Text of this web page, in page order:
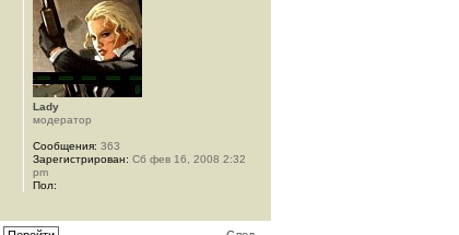
Lady
модератор
Сообщения: 363
Зарегистрирован: Сб фев 16, 2008 2:32
pm
Пол: